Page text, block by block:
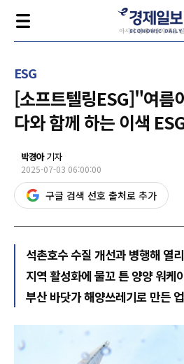
ESG
[소프트텔링ESG]"여
다와 함께 하는 이색
박경아기자
2025-07-03 06:00:00
구글 검색 선호 출처로 추가
석촌호수 수질 개선과 병행해 열
지역 활성화에 물꼬 튼 양양 워케
부산 바닷가 해양쓰레기로 만든